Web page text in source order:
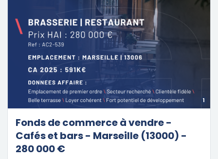
1
Fonds de commerce à vendre -
Cafés et bars - Marseille (13000) -
280 000 €